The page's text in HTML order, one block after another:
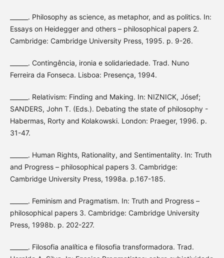
______. Philosophy as science, as metaphor, and as politics. In:
Essays on Heidegger and others – philosophical papers 2.
Cambridge: Cambridge University Press, 1995. p. 9-26.
______. Contingência, ironia e solidariedade. Trad. Nuno
Ferreira da Fonseca. Lisboa: Presença, 1994.
______. Relativism: Finding and Making. In: NIZNICK, Jósef;
SANDERS, John T. (Eds.). Debating the state of philosophy -
Habermas, Rorty and Kolakowski. London: Praeger, 1996. p.
31-47.
______. Human Rights, Rationality, and Sentimentality. In: Truth
and Progress – philosophical papers 3. Cambridge:
Cambridge University Press, 1998a. p.167-185.
______. Feminism and Pragmatism. In: Truth and Progress –
philosophical papers 3. Cambridge: Cambridge University
Press, 1998b. p. 202-227.
______. Filosofia analítica e filosofia transformadora. Trad.